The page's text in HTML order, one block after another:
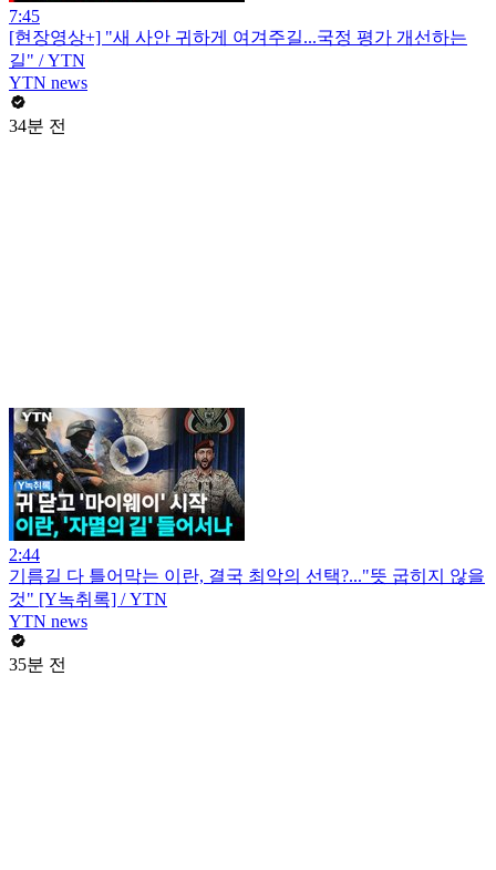
7:45
[현장영상+] "새 사안 귀하게 여겨주길...국정 평가 개선하는
길" / YTN
YTN news
34분 전
2:44
기름길 다 틀어막는 이란, 결국 최악의 선택?..."뜻 굽히지 않을
것" [Y녹취록] / YTN
YTN news
35분 전